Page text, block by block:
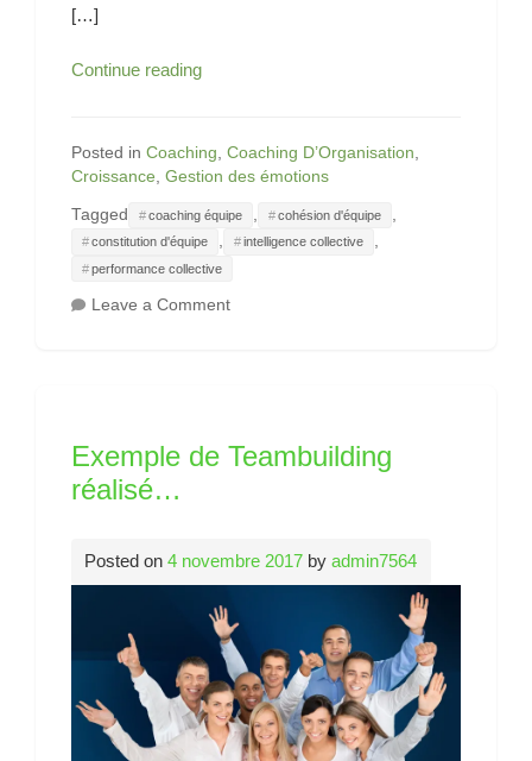
[…]
Continue readingBienveillance
?
Posted in Coaching, Coaching D’Organisation,
Croissance, Gestion des émotions
Tagged coaching équipe cohésion d'équipe
constitution d'équipe , intelligence collective ,
performance collective
Leave a Commenton
Exemple de Teambuilding
réalisé…
Posted on4 novembre 2017 byadmin7564